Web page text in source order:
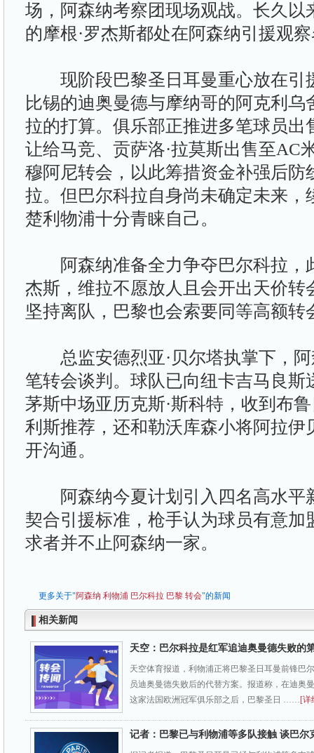
场，阿森纳考察团现场观战。长久以
的摩根·罗杰斯都处在阿森纳引援观
现阶段巴黎圣日耳曼重心放在引
比锡的迪奥曼德与摩纳哥的阿克利乌
拉的打算。俱乐部正推进多笔球员出
让给马竞、贡萨洛·拉莫斯出售至AC
穆阿尼转会，以此筹措资金补强后防
拉。但巴尔科拉自身尚未确定未来，
楚利物浦十分青睐自己。
阿森纳准备全力争夺巴尔科拉，
杰斯，维拉不愿放人且会开出天价转
坚持离队，巴黎也会索要同等高额转
总监安德烈亚·贝尔塔执掌下，阿
笔转会谈判。球队已向纽卡吉马良斯
茅斯中场亚历克斯·斯科特，收到布
利斯推荐，还和勒沃库森小将阿拉伊
开沟通。
阿森纳今夏计划引入四名高水平
契合引援标准，枪手认为球员有意加
求者并不止阿森纳一家。
更多关于"阿森纳 利物浦 巴尔科拉 巴黎 转会"的新闻
相关新闻
天空：巴尔科拉是红军追迪奥曼德失败的
天空体育报道，利物浦正将巴黎圣日耳曼前锋巴
员迪奥曼德失败后的代替方案。报道称，在迪奥
这家法国欧洲冠军俱乐部之后，巴黎圣日 ……[详
记者：巴黎已与利物浦等多队接触 谈巴尔